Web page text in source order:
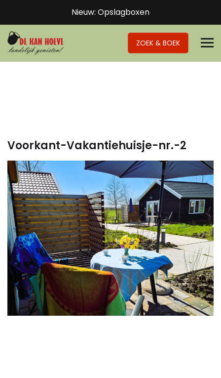
Nieuw: Opslagboxen
ZOEK & BOEK
Voorkant-Vakantiehuisje-nr.-2